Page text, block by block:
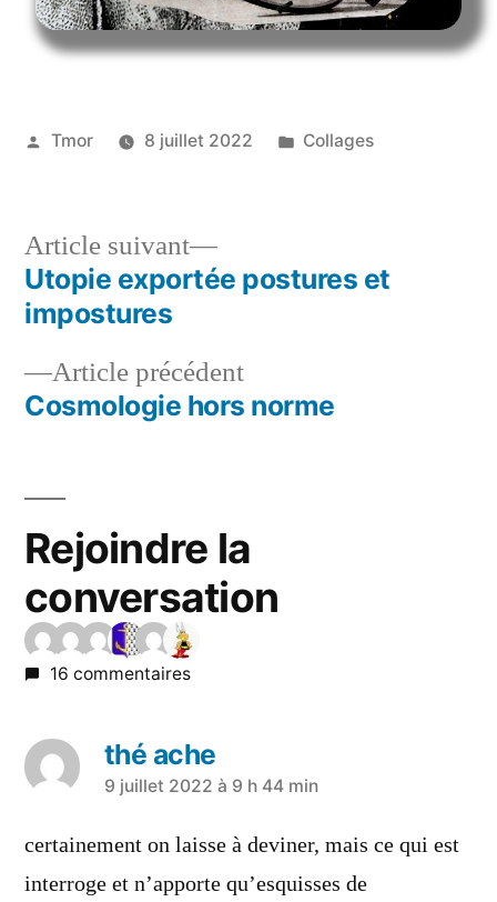
Tmor 8 juillet 2022 Collages
Article précédent
Cosmologie hors norme
Article suivant
Utopie exportée postures et
impostures
Rejoindre la
conversation
16 commentaires
thé ache
9 juillet 2022 à 9 h 44 min
certainement on laisse à deviner, mais ce qui est
interroge et n’apporte qu’esquisses de